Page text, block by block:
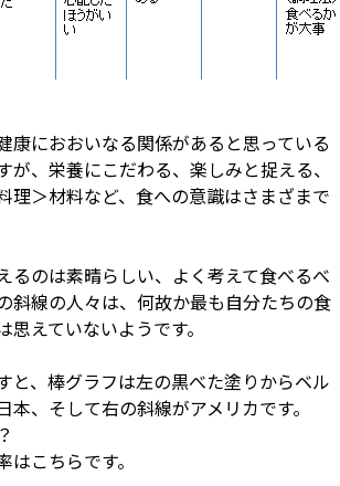
康におおいなる関係があると思っている
が、栄養にこだわる、楽しみと捉える、
理＞材料など、食への意識はさまざまで
るのは素晴らしい、よく考えて食べるべ
斜線の人々は、何故か最も自分たちの食
えていないようです。
と、棒グラフは左の黒べた塗りからベル
本、そして右の斜線がアメリカです。
こちらです。